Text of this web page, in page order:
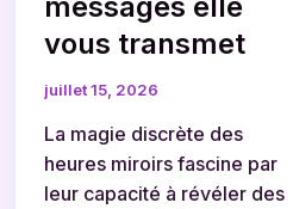
vous transmet
juillet 15, 2026
La magie discrète des
heures miroirs fascine par
leur capacité à révéler des